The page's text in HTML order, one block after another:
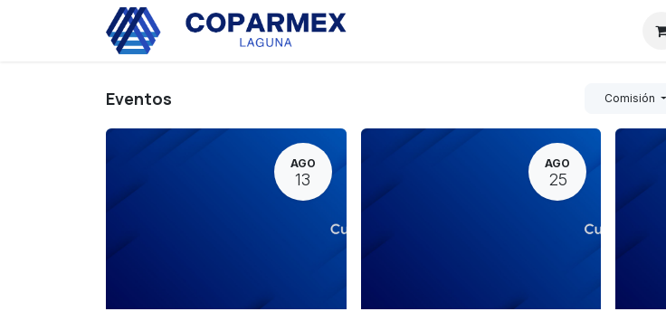
Eventos Comisión
AGO
13
AGO
25